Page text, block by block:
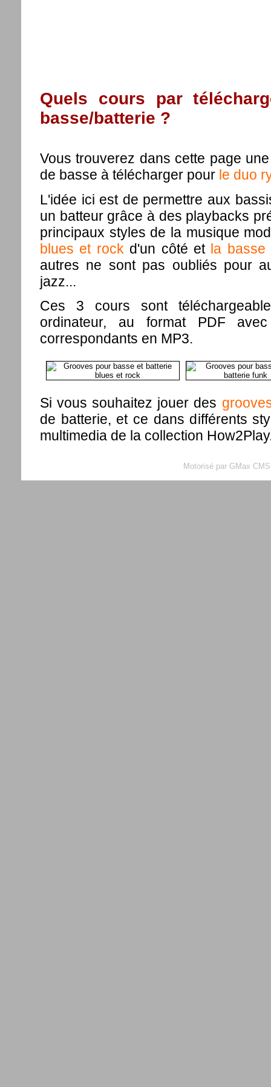
Quels cours par
basse/batterie ?
Vous trouverez dans cette page
de basse à télécharger pour le duo
L'idée ici est de permettre aux
un batteur grâce à des playbacks
principaux styles de la musique
blues et rock d'un côté et la basse
autres ne sont pas oubliés pour
jazz...
Ces 3 cours sont
ordinateur, au format PDF
correspondants en MP3.
Si vous souhaitez jouer des
de batterie, et ce dans différents
multimedia de la collection
Motorisé par GMax